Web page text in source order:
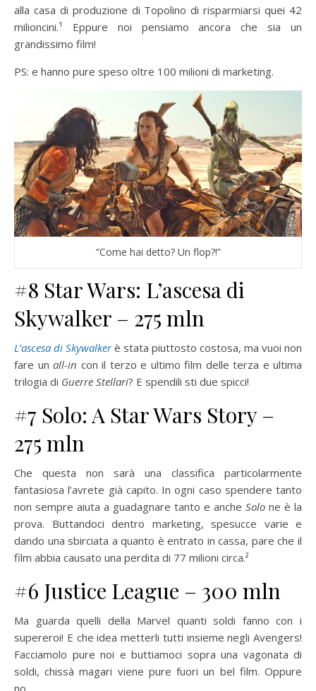
alla casa di produzione di Topolino di risparmiarsi quei 42
milioncini.¹ Eppure noi pensiamo ancora che sia un
grandissimo film!
PS: e hanno pure speso oltre 100 milioni di marketing.
“Come hai detto? Un flop?!”
#8 Star Wars: L’ascesa di
Skywalker – 275 mln
L’ascesa di Skywalkerè stata piuttosto costosa, ma vuoi non
fare un all-in con il terzo e ultimo film delle terza e ultima
trilogia di Guerre Stellari? E spendili sti due spicci!
#7 Solo: A Star Wars Story –
275 mln
Che questa non sarà una classifica particolarmente
fantasiosa l’avrete già capito. In ogni caso spendere tanto
non sempre aiuta a guadagnare tanto e anche Solo ne è la
prova. Buttandoci dentro marketing, spesucce varie e
dando una sbirciata a quanto è entrato in cassa, pare che il
film abbia causato una perdita di 77 milioni circa.²
#6 Justice League – 300 mln
Ma guarda quelli della Marvel quanti soldi fanno con i
supereroi! E che idea metterli tutti insieme negli Avengers!
Facciamolo pure noi e buttiamoci sopra una vagonata di
soldi, chissà magari viene pure fuori un bel film. Oppure